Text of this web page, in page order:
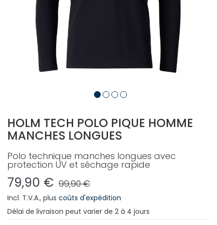
HOLM TECH POLO PIQUE HOMME
MANCHES LONGUES
Polo technique manches longues avec
protection UV et séchage rapide
79,90 € 99,90 €
Incl. T.V.A., plus coûts d'expédition
Délai de livraison peut varier de 2 à 4 jours